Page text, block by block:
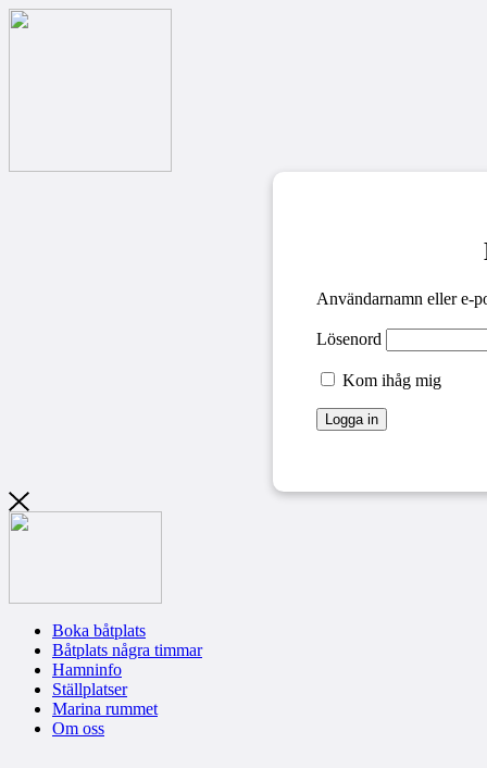
Användarnamn eller e-
Lösenord
Kom ihåg mig
Boka båtplats
Båtplats några timmar
Hamninfo
Ställplatser
Marina rummet
Om oss